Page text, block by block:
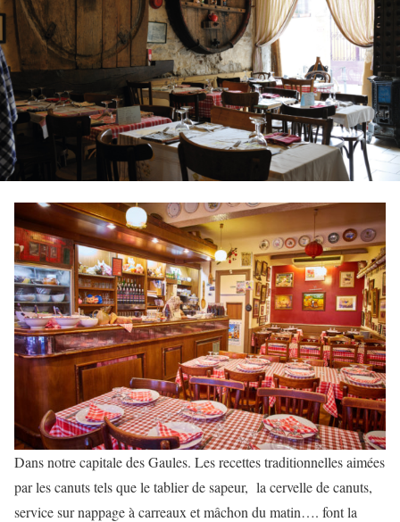
Dans notre capitale des Gaules. Les recettes traditionnelles aimées
par les canuts tels que le tablier de sapeur, la cervelle de canuts,
service sur nappage à carreaux et mâchon du matin…. font la